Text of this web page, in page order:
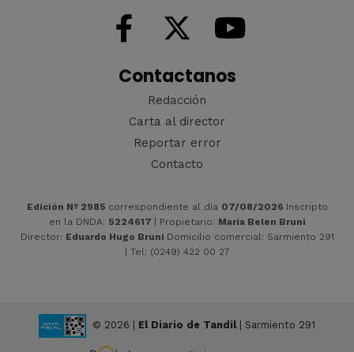
Contactanos
Redacción
Carta al director
Reportar error
Contacto
Edición Nº 2985 correspondiente al día 07/08/2026 Inscripto
en la DNDA: 5224617 | Propietario: María Belen Bruni
Director: Eduardo Hugo Bruni Domicilio comercial: Sarmiento 291
| Tel: (0249) 422 00 27
© 2026 | El Diario de Tandil| Sarmiento 291